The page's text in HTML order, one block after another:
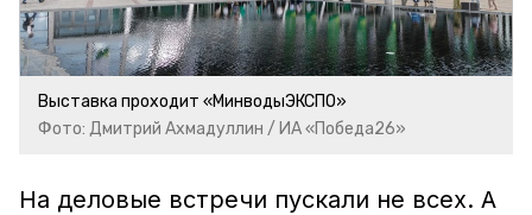
Выставка проходит «МинводыЭКСПО»
Фото: Дмитрий Ахмадуллин / ИА «Победа26»
На деловые встречи пускали не всех. А